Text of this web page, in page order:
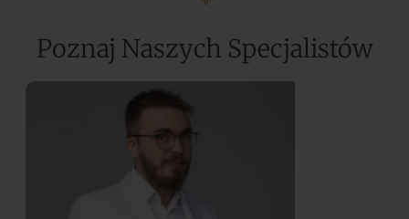
Poznaj Naszych Specjalistów